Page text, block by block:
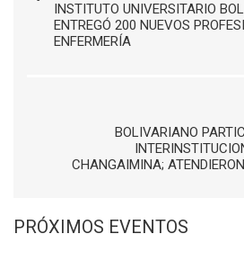
INSTITUTO UNIVERSITARIO
ENTREGÓ 200 NUEVOS
ENFERMERÍA
BOLIVARIANO
CHANGAIMINA;
PRÓXIMOS EVENTOS